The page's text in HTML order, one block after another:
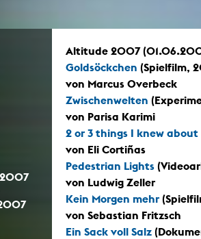
Altitude 2007
Goldsöckchen (Spielfilm,
von Marcus Overbeck
Zwischenwelten
von Parisa Karimi
2 or 3 things I knew about
von Eli Cortiñas
Pedestrian Lights
von Ludwig Zeller
Kein Morgen mehr
von Sebastian Fritzsch
Ein Sack voll Salz